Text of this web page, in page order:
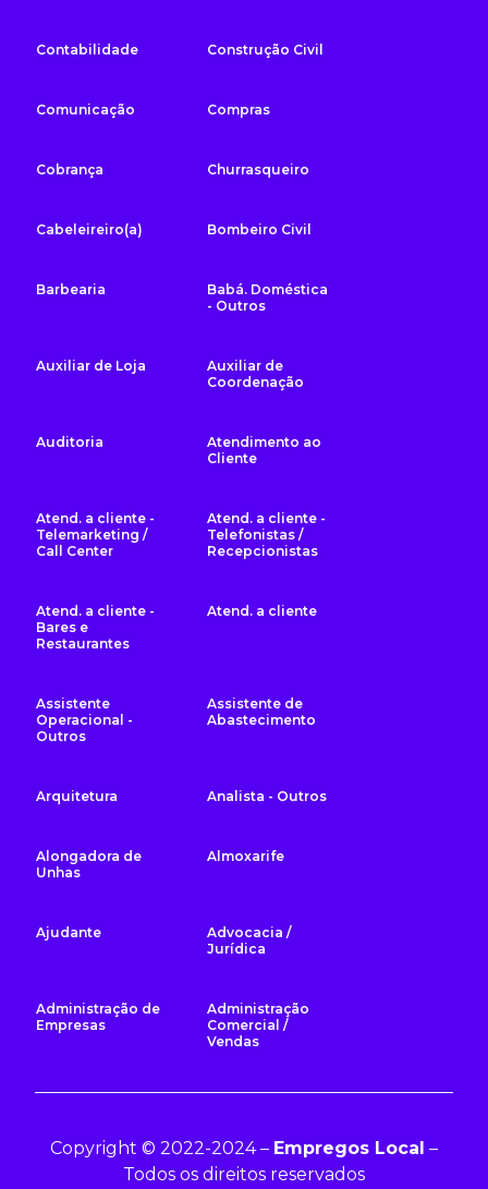
Contabilidade Construção Civil
Comunicação Compras
Cobrança Churrasqueiro
Cabeleireiro(a) Bombeiro Civil
Barbearia
Babá. Doméstica
- Outros
Auxiliar de Loja
Auxiliar de
Coordenação
Auditoria
Atendimento ao
Cliente
Atend. a cliente -
Telemarketing /
Call Center
Atend. a cliente -
Telefonistas /
Recepcionistas
Atend. a cliente -
Bares e
Restaurantes
Atend. a cliente
Assistente
Operacional -
Outros
Assistente de
Abastecimento
Arquitetura Analista - Outros
Alongadora de
Unhas
Almoxarife
Ajudante
Advocacia /
Jurídica
Administração de
Empresas
Administração
Comercial /
Vendas
Copyright © 2022-2024 – Empregos Local –
Todos os direitos reservados